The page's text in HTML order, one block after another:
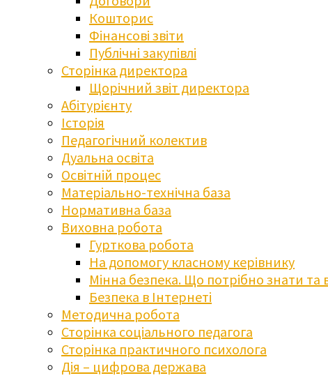
Кошторис
Фінансові звіти
Публічні закупівлі
Сторінка директора
Щорічний звіт директора
Абітурієнту
Історія
Педагогічний колектив
Дуальна освіта
Освітній процес
Матеріально-технічна база
Нормативна база
Виховна робота
Гурткова робота
На допомогу класному керівнику
Мінна безпека. Що потрібно знати та
Безпека в Інтернеті
Методична робота
Сторінка соціального педагога
Сторінка практичного психолога
Дія – цифрова держава